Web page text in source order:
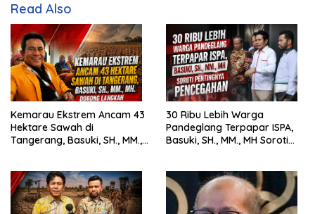
Read Also
Kemarau Ekstrem Ancam 43
Hektare Sawah di
Tangerang, Basuki, SH., MM.,
30 Ribu Lebih Warga
Pandeglang Terpapar ISPA,
Basuki, SH., MM., MH Soroti